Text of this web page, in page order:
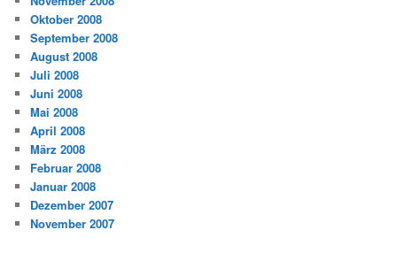
Oktober 2008
September 2008
August 2008
Juli 2008
Juni 2008
Mai 2008
April 2008
März 2008
Februar 2008
Januar 2008
Dezember 2007
November 2007